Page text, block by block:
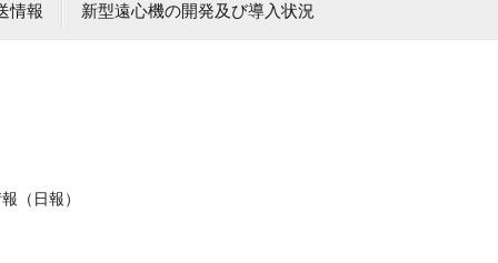
情報 新型遠心機の開発及び導入状況
（日報）